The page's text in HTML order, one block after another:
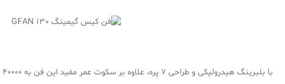
با بلبرینگ هیدرولیکی و طراحی 7 پره، علاوه بر سکوت عمر مفید این فن به 40000 ساعت افزایش‌یافته است.